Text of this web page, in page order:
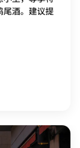
尾酒。建议提